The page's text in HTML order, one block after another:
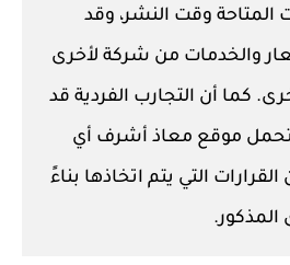
المتاحة وقت النشر، وقد
والخدمات من شركة لأخرى
كما أن التجارب الفردية قد
يتحمل موقع معاذ أشرف أي
التي يتم اتخاذها بناءً
المذكور.